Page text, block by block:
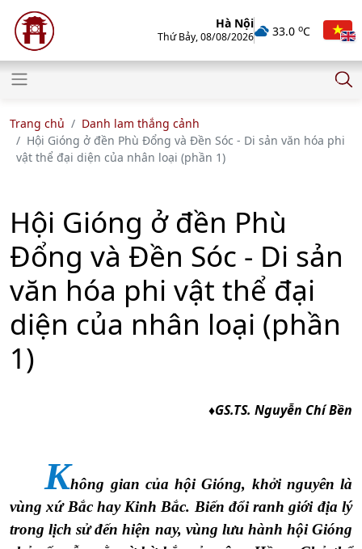
Hà Nội
Thứ Bảy, 08/08/2026 33.0 oC
Trang chủ
Danh lam thắng cảnh
Hội Gióng ở đền Phù Đổng và Đền Sóc - Di sản văn hóa phi
vật thể đại diện của nhân loại (phần 1)
Hội Gióng ở đền Phù
Đổng và Đền Sóc - Di sản
văn hóa phi vật thể đại
diện của nhân loại (phần
1)
♦GS.TS. Nguyễn Chí Bền
Không gian của hội Gióng, khởi nguyên là
vùng xứ Bắc hay Kinh Bắc. Biến đổi ranh giới địa lý
trong lịch sử đến hiện nay, vùng lưu hành hội Gióng